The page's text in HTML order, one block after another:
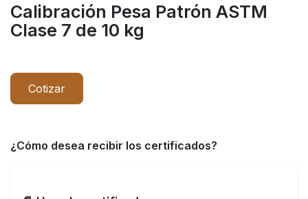
Calibración Pesa Patrón ASTM
Clase 7 de 10 kg
Cotizar
¿Cómo desea recibir los certificados?